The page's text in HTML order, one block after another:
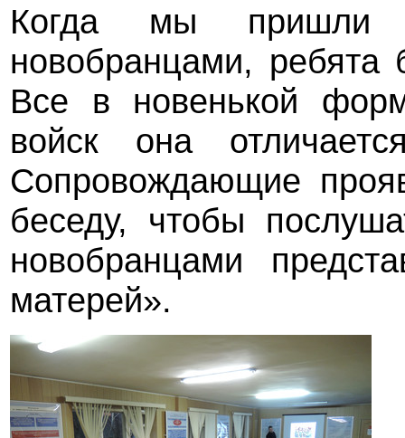
Когда мы
новобранцами, ребята
Все в новенькой
войск она
Сопровождающие
беседу, чтобы
новобранцами
матерей».